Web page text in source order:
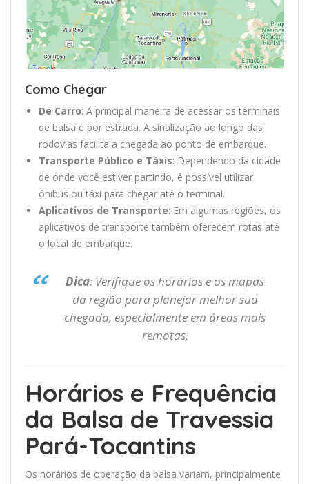
Como Chegar
De Carro: A principal maneira de acessar os terminais
de balsa é por estrada. A sinalização ao longo das
rodovias facilita a chegada ao ponto de embarque.
Transporte Público e Táxis: Dependendo da cidade
de onde você estiver partindo, é possível utilizar
ônibus ou táxi para chegar até o terminal.
Aplicativos de Transporte: Em algumas regiões, os
aplicativos de transporte também oferecem rotas até
o local de embarque.
Dica: Verifique os horários e os mapas
da região para planejar melhor sua
chegada, especialmente em áreas mais
remotas.
Horários e Frequência
da Balsa de Travessia
Pará-Tocantins
Os horários de operação da balsa variam, principalmente